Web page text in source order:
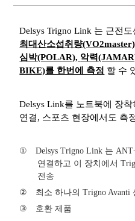
Delsys Trigno Link 는 근전도
최대산소섭취량
심박(POLAR), 악력
BIKE)를 한번에 측정 할 수
Delsys Link를 노트북에 장
연결, 스포츠 현장에서도 측
① Delsys Trigno Link 는
연결하고 이 장치에서
전송
②
최소 하나의Trigno Avanti
③
호환 제품